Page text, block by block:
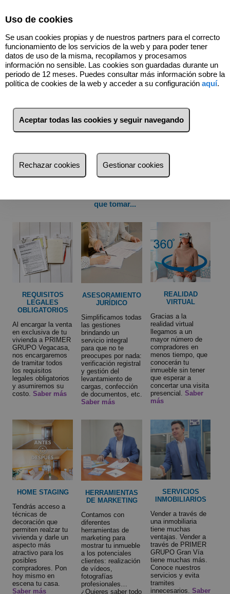
Ventajas de vender su inmueble con PRIMER
GRUPO Vegacasa
Si vives en ORIHUELA O EN LA PROVINCIA DE
que tomar...
REQUISITOS
LEGALES
OBLIGATORIOS
Al encargar la venta
en exclusiva de tu
vivienda a PRIMER
GRUPO Vegacasa,
nos encargaremos
de tramitar todos
los requisitos
legales obligatorios
y asumiremos su
costo. Saber más
ASESORAMIENTO
JURÍDICO
Simplificamos todas
las gestiones
brindando un
servicio integral
para que no te
preocupes por nada:
verificación registral
y gestión del
levantamiento de
cargas, confección
de documentos, etc.
Saber más
REALIDAD
VIRTUAL
Gracias a la
realidad virtual
llegamos a un
mayor número de
compradores en
menos tiempo, que
conocerán tu
inmueble sin tener
que esperar a
concertar una visita
presencial. Saber
más
HOME STAGING
Tendrás acceso a
técnicas de
decoración que
permiten realzar tu
vivienda y darle un
aspecto más
atractivo para los
posibles
compradores. Pon
hoy mismo en
escena tu casa.
Saber más
HERRAMIENTAS
DE MARKETING
Contamos con
diferentes
herramientas de
marketing para
mostrar tu inmueble
a los potenciales
clientes: realización
de vídeos,
fotografías
profesionales…
¿Quieres saber todo
SERVICIOS
INMOBILIARIOS
Vender a través de
una inmobiliaria
tiene muchas
ventajas. Vender a
través de PRIMER
GRUPO Gran Vía
tiene muchas más.
Conoce nuestros
servicios y evita
tramites
innecesarios. Saber
Uso de cookies
Se usan cookies propias y de nuestros partners para el correcto
funcionamiento de los servicios de la web y para poder tener
datos de uso de la misma, recopilamos y procesamos
información no sensible. Las cookies son guardadas durante un
periodo de 12 meses. Puedes consultar más información sobre la
política de cookies de la web y acceder a su configuración aquí.
Aceptar todas las cookies y seguir navegando
Rechazar cookies Gestionar cookies